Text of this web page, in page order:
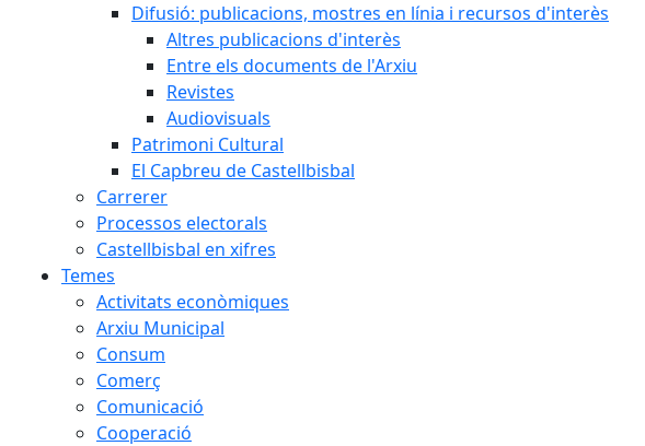
Difusió: publicacions, mostres en línia i recursos d'interès
Altres publicacions d'interès
Entre els documents de l'Arxiu
Revistes
Audiovisuals
Patrimoni Cultural
El Capbreu de Castellbisbal
Carrerer
Processos electorals
Castellbisbal en xifres
Temes
Activitats econòmiques
Arxiu Municipal
Consum
Comerç
Comunicació
Cooperació